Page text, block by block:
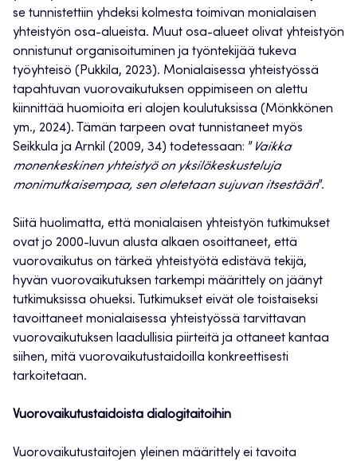
se tunnistettiin yhdeksi kolmesta toimivan monialaisen
yhteistyön osa-alueista. Muut osa-alueet olivat yhteistyön
onnistunut organisoituminen ja työntekijää tukeva
työyhteisö (Pukkila, 2023). Monialaisessa yhteistyössä
tapahtuvan vuorovaikutuksen oppimiseen on alettu
kiinnittää huomioita eri alojen koulutuksissa (Mönkkönen
ym., 2024). Tämän tarpeen ovat tunnistaneet myös
Seikkula ja Arnkil (2009, 34) todetessaan: ” Vaikka
monenkeskinen yhteistyö on yksilökeskusteluja
monimutkaisempaa, sen oletetaan sujuvan itsestään”.
Siitä huolimatta, että monialaisen yhteistyön tutkimukset
ovat jo 2000-luvun alusta alkaen osoittaneet, että
vuorovaikutus on tärkeä yhteistyötä edistävä tekijä,
hyvän vuorovaikutuksen tarkempi määrittely on jäänyt
tutkimuksissa ohueksi. Tutkimukset eivät ole toistaiseksi
tavoittaneet monialaisessa yhteistyössä tarvittavan
vuorovaikutuksen laadullisia piirteitä ja ottaneet kantaa
siihen, mitä vuorovaikutustaidoilla konkreettisesti
tarkoitetaan.
Vuorovaikutustaidoista dialogitaitoihin
Vuorovaikutustaitojen yleinen määrittely ei tavoita